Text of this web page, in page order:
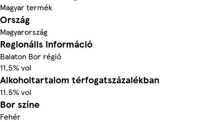
Magyar termék
Ország
Magyarország
Regionális információ
Balaton Bor régió
11,5% vol
Alkoholtartalom térfogatszázalékban
11.5% vol
Bor színe
Fehér